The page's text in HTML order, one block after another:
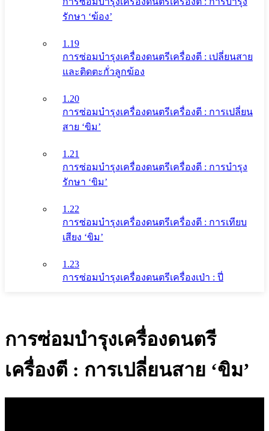
รักษา ‘ฆ้อง’
1.19
การซ่อมบำรุงเครื่องดนตรีเครื่องตี : เปลี่ยนสาย
และติดตะกั่วลูกฆ้อง
1.20
การซ่อมบำรุงเครื่องดนตรีเครื่องตี : การเปลี่ยน
สาย ‘ขิม’
1.21
การซ่อมบำรุงเครื่องดนตรีเครื่องตี : การบำรุง
รักษา ‘ขิม’
1.22
การซ่อมบำรุงเครื่องดนตรีเครื่องตี : การเทียบ
เสียง ‘ขิม’
1.23
การซ่อมบำรุงเครื่องดนตรีเครื่องเป่า : ปี่
การซ่อมบำรุงเครื่องดนตรี
เครื่องตี : การเปลี่ยนสาย ‘ขิม’